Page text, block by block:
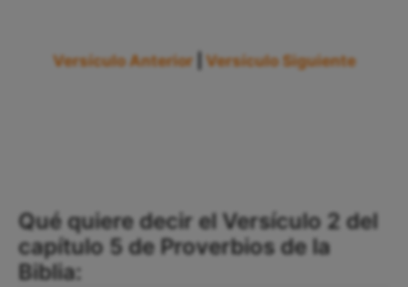
Versículo Anterior Versículo Siguiente
Qué quiere decir el Versículo 2 del
capítulo 5 de Proverbios de la
Biblia: